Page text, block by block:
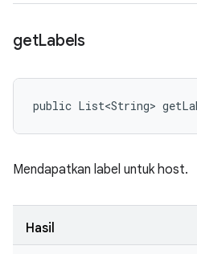
getLabels
public List<String>
Mendapatkan label untuk host.
Hasil